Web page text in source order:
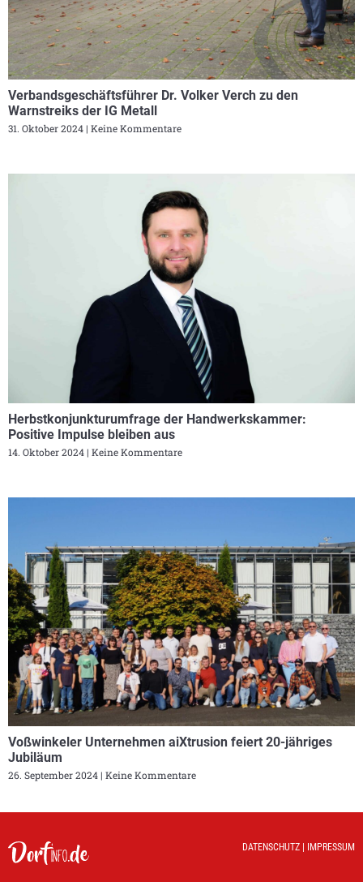
Verbandsgeschäftsführer Dr. Volker Verch zu den
Warnstreiks der IG Metall
31. Oktober 2024 Keine Kommentare
Herbstkonjunkturumfrage der Handwerkskammer:
Positive Impulse bleiben aus
14. Oktober 2024 Keine Kommentare
Voßwinkeler Unternehmen aiXtrusion feiert 20-jähriges
Jubiläum
26. September 2024 Keine Kommentare
DATENSCHUTZ | IMPRESSUM